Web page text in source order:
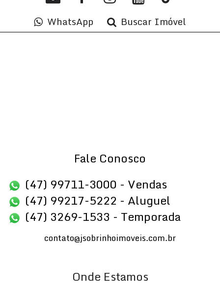
WhatsApp Buscar Imóvel
Fale Conosco
(47) 99711-3000 - Vendas
(47) 99217-5222 - Aluguel
(47) 3269-1533 - Temporada
contato@jsobrinhoimoveis.com.br
Onde Estamos